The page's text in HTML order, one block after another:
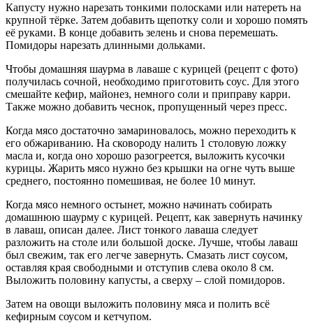
Капусту нужно нарезать тонкими полосками или натереть на
крупной тёрке. Затем добавить щепотку соли и хорошо помять
её руками. В конце добавить зелень и снова перемешать.
Помидоры нарезать длинными дольками.
Чтобы домашняя шаурма в лаваше с курицей (рецепт с фото)
получилась сочной, необходимо приготовить соус. Для этого
смешайте кефир, майонез, немного соли и приправу карри.
Также можно добавить чеснок, пропущенный через пресс.
Когда мясо достаточно замариновалось, можно переходить к
его обжариванию. На сковороду налить 1 столовую ложку
масла и, когда оно хорошо разогреется, выложить кусочки
курицы. Жарить мясо нужно без крышки на огне чуть выше
среднего, постоянно помешивая, не более 10 минут.
Когда мясо немного остынет, можно начинать собирать
домашнюю шаурму с курицей. Рецепт, как завернуть начинку
в лаваш, описан далее. Лист тонкого лаваша следует
разложить на столе или большой доске. Лучше, чтобы лаваш
был свежим, так его легче завернуть. Смазать лист соусом,
оставляя края свободными и отступив слева около 8 см.
Выложить половину капусты, а сверху – слой помидоров.
Затем на овощи выложить половину мяса и полить всё
кефирным соусом и кетчупом.